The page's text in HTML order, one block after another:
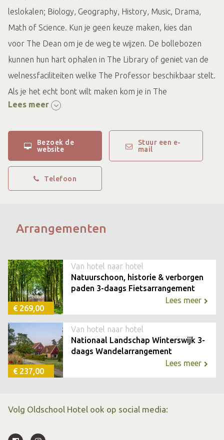
leslokalen; Biology, Geography, History, Music, Drama,
Math of Science. Kun je geen keuze maken, kies dan
voor The Dean om je de weg te wijzen. De bollebozen
kunnen hun hart ophalen in The Library of geniet van de
welnessfaciliteiten welke The Professor beschikbaar stelt.
Als je het echt bont wilt maken kom je in The
Principal terecht, maar of dat nu zo’n straf is?
Lees meer
Bezoek de
website
Stuur een e-
mail
Telefoon
Arrangementen
€ 269,00
Van hotel naar hotel
Natuurschoon, historie & verborgen
paden 3-daags Fietsarrangement
Lees meer
€ 237,00
Van hotel naar hotel
Nationaal Landschap Winterswijk 3-
daags Wandelarrangement
Lees meer
Volg Oldschool Hotel ook op social media: